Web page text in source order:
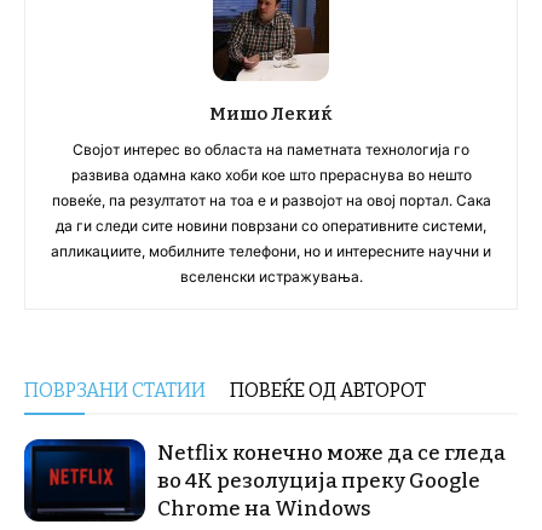
Мишо Лекиќ
Својот интерес во областа на паметната технологија го
развива одамна како хоби кое што прераснува во нешто
повеќе, па резултатот на тоа е и развојот на овој портал. Сака
да ги следи сите новини поврзани со оперативните системи,
апликациите, мобилните телефони, но и интересните научни и
вселенски истражувања.
ПОВРЗАНИ СТАТИИ ПОВЕЌЕ ОД АВТОРОТ
Netflix конечно може да се гледа
во 4K резолуција преку Google
Chrome на Windows